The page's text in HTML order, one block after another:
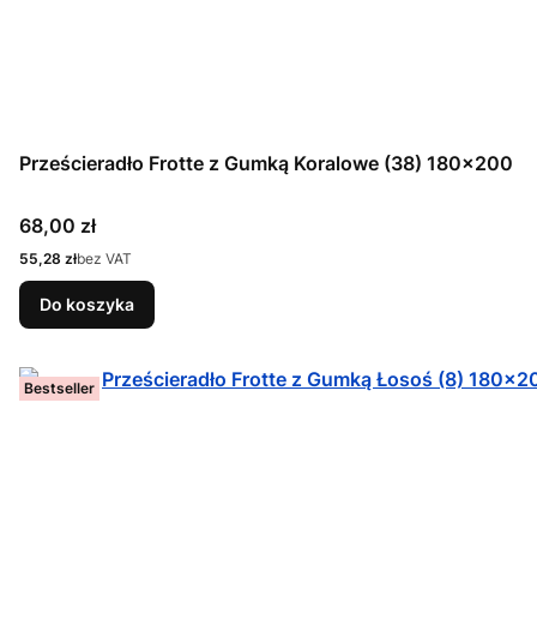
Prześcieradło Frotte z Gumką Koralowe (38) 180x200
Cena
68,00 zł
Cena
55,28 złbez VAT
Do koszyka
Bestseller